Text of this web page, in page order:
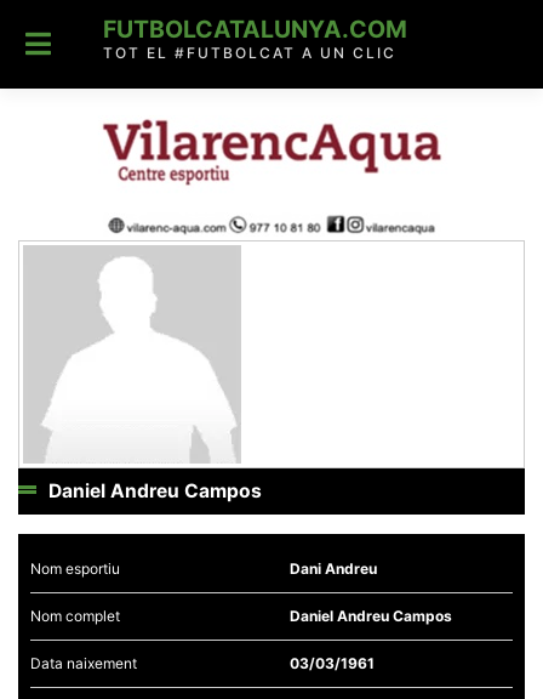
content
FUTBOLCATALUNYA.COM
TOT EL #FUTBOLCAT A UN CLIC
Daniel Andreu Campos
Nom esportiu Dani Andreu
Nom complet Daniel Andreu Campos
Data naixement 03/03/1961
Necessàries